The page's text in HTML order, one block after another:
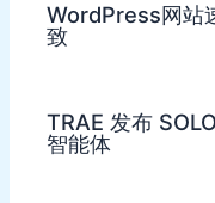
WordPress网站
致
TRAE 发布
智能体